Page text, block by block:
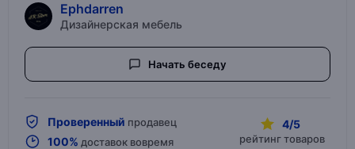
Ephdarren
Дизайнерская мебель
Начать беседу
Проверенный продавец
100% доставок вовремя
4/5
рейтинг товаров